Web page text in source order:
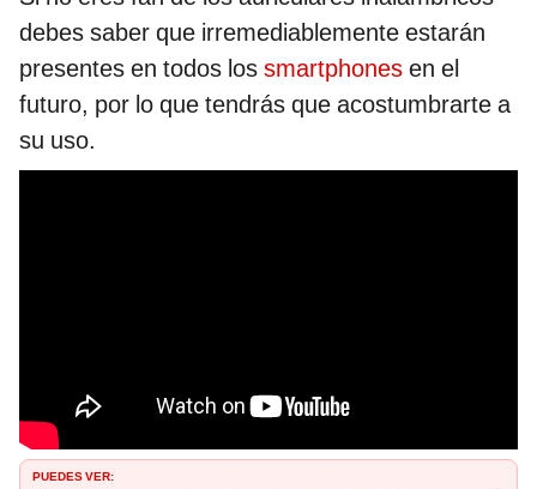
debes saber que irremediablemente estarán
presentes en todos los smartphones en el
futuro, por lo que tendrás que acostumbrarte a
su uso.
PUEDES VER: